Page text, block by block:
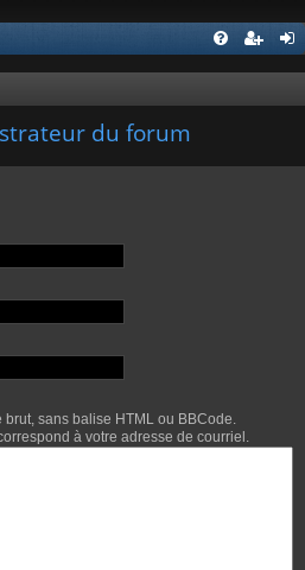
du forum
sans balise HTML ou BBCode.
à votre adresse de courriel.